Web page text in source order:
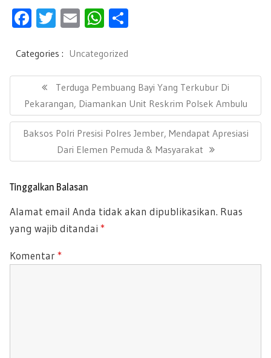
F
e
b
oo
k
T
tt
er
E
ail
W
at
s
A
p
p
e
Categories : Uncategorized
N
g
i
o
P
R
E
V
U
P
O
S
T
Terduga Pembuang Bayi Yang Terkubur Di
Pekarangan, Diamankan Unit Reskrim Polsek Ambulu
N
X
O
S
:
Baksos Polri Presisi Polres Jember, Mendapat Apresiasi
Dari Elemen Pemuda & Masyarakat
Tinggalkan Balasan
Alamat email Anda tidak akan dipublikasikan. Ruas
yang wajib ditandai *
Komentar *